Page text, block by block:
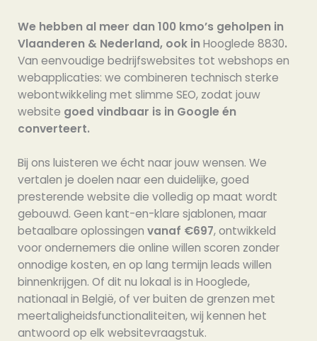
We hebben al meer dan 100 kmo’s geholpen in
Vlaanderen & Nederland, ook inHooglede 8830.
Van eenvoudige bedrijfswebsites tot webshops en
webapplicaties: we combineren technisch sterke
webontwikkeling met slimme SEO, zodat jouw
website goed vindbaar is in Google én
converteert.
Bij ons luisteren we écht naar jouw wensen. We
vertalen je doelen naar een duidelijke, goed
presterende website die volledig op maat wordt
gebouwd. Geen kant-en-klare sjablonen, maar
betaalbare oplossingen vanaf €697, ontwikkeld
voor ondernemers die online willen scoren zonder
onnodige kosten, en op lang termijn leads willen
binnenkrijgen. Of dit nu lokaal is in Hooglede,
nationaal in België, of ver buiten de grenzen met
meertaligheidsfunctionaliteiten, wij kennen het
antwoord op elk websitevraagstuk.